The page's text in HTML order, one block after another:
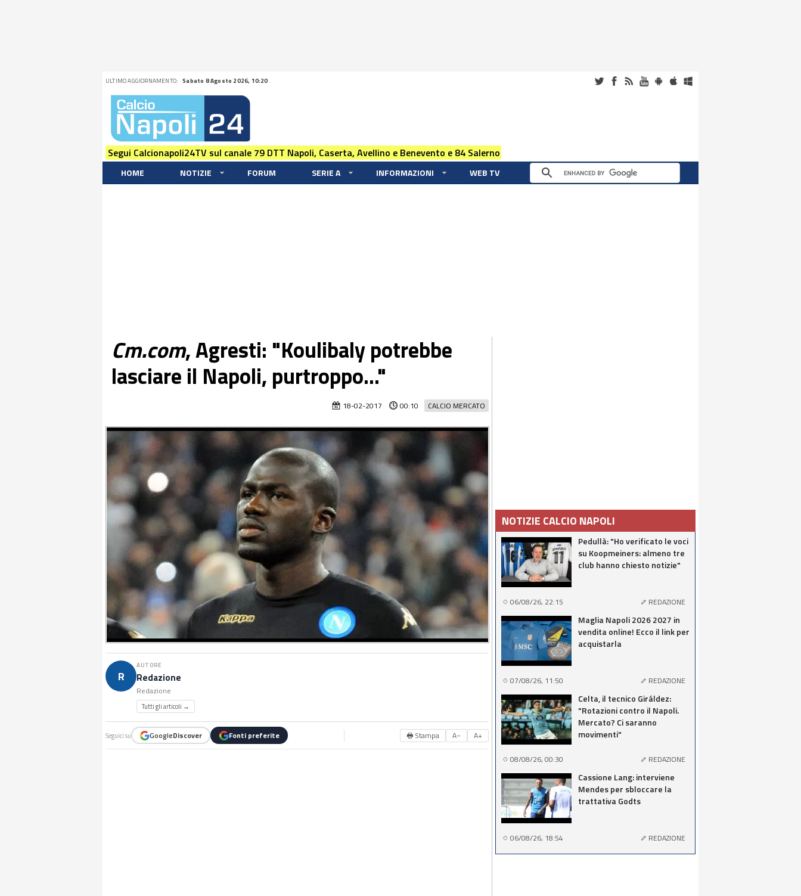
ULTIMO AGGIORNAMENTO: Sabato 8 Agosto 2026, 10:20
Segui Calcionapoli24TV sul canale 79 DTT Napoli, Caserta, Avellino e Benevento e 84 Salerno
HOME NOTIZIE FORUM SERIE A INFORMAZIONI WEB TV
Cm.com, Agresti: "Koulibaly potrebbe
lasciare il Napoli, purtroppo..."
CALCIO MERCATO
18-02-2017 00:10
R
AUTORE
Redazione
Redazione
Tutti gli articoli →
Seguici su GoogleDiscover Fonti preferite 🖶 Stampa A− A+
NOTIZIE CALCIO NAPOLI
Pedullà: "Ho verificato le voci
su Koopmeiners: almeno tre
club hanno chiesto notizie"
06/08/26, 22:15 REDAZIONE
Maglia Napoli 2026 2027 in
vendita online! Ecco il link per
acquistarla
07/08/26, 11:50 REDAZIONE
Celta, il tecnico Giráldez:
"Rotazioni contro il Napoli.
Mercato? Ci saranno
movimenti"
08/08/26, 00:30 REDAZIONE
Cassione Lang: interviene
Mendes per sbloccare la
trattativa Godts
06/08/26, 18:54 REDAZIONE